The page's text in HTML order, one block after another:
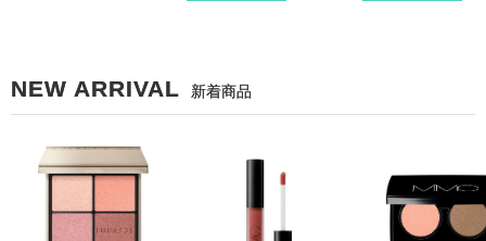
NEW ARRIVAL 新着商品